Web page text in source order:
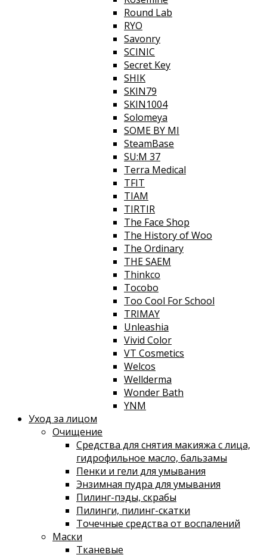
Round Lab
RYO
Savonry
SCINIC
Secret Key
SHIK
SKIN79
SKIN1004
Solomeya
SOME BY MI
SteamBase
SU:M 37
Terra Medical
TFIT
TIAM
TIRTIR
The Face Shop
The History of Woo
The Ordinary
THE SAEM
Thinkco
Tocobo
Too Cool For School
TRIMAY
Unleashia
Vivid Color
VT Cosmetics
Welcos
Wellderma
Wonder Bath
YNM
Уход за лицом
Очищение
Средства для снятия макияжа с лица,
гидрофильное масло, бальзамы
Пенки и гели для умывания
Энзимная пудра для умывания
Пилинг-пэды, скрабы
Пилинги, пилинг-скатки
Точечные средства от воспалений
Маски
Тканевые